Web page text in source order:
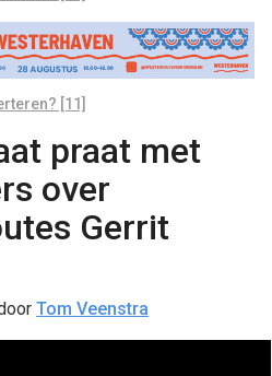
[11]
praat met
over
Gerrit
Tom Veenstra